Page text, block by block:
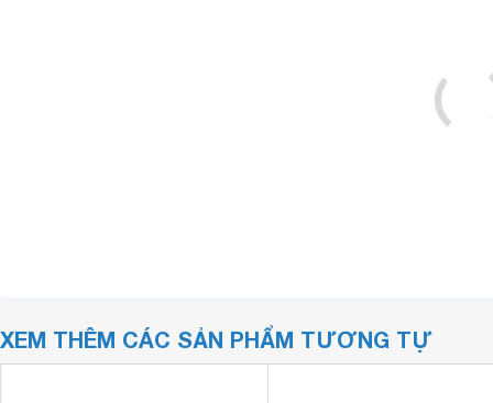
XEM THÊM CÁC SẢN PHẨM TƯƠNG TỰ